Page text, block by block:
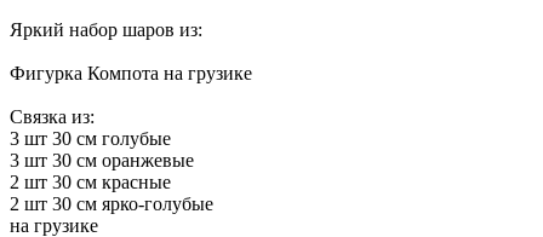
Яркий набор шаров из:
Фигурка Компота на грузике
Связка из:
3 шт 30 см голубые
3 шт 30 см оранжевые
2 шт 30 см красные
2 шт 30 см ярко-голубые
на грузике